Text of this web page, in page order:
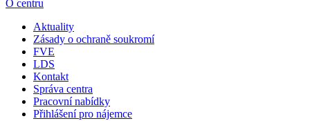
O centru
Aktuality
Zásady o ochraně soukromí
FVE
LDS
Kontakt
Správa centra
Pracovní nabídky
Přihlášení pro nájemce